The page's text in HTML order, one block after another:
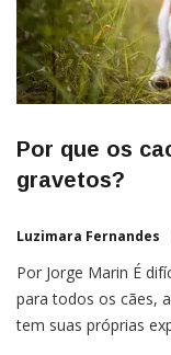
Por que os
gravetos?
Luzimara Fernandes
Por Jorge Marin É
para todos os cães,
tem suas próprias